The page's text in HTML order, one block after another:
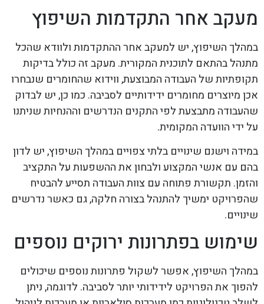
מעקב אחר התקדמות השיפוץ
במהלך השיפוץ, יש למעקב אחר ההתקדמות ולוודא שהכל
מתנהל בהתאם לתוכנית המקורית. מעקב זה כולל בדיקות
תקופתיות של העבודה המבוצעת, ווידוא שהחומרים שנבחרו
אכן מיוצרים מחומרים ידידותיים לסביבה. כמו כן, יש לבדוק
שהעבודה מתבצעת לפי התקנים הנדרשים וההנחיות שניתנו
על ידי הוועדה המקומית.
במידה וישנם שינויים בלתי צפויים במהלך השיפוץ, יש לדון
בהם עם אנשי המקצוע ולבחון את ההשפעות על התקציב
והזמן. תקשורת פתוחה עם צוות העבודה תסייע להבטיח
שהפרויקט ימשיך להתנהל בצורה חלקה, גם כאשר נדרשים
שינויים.
שימוש בפתרונות ירוקים נוספים
במהלך השיפוץ, אפשר לשקול פתרונות נוספים שיכולים
להפוך את הפרויקט לידידותי יותר לסביבה. לדוגמה, ניתן